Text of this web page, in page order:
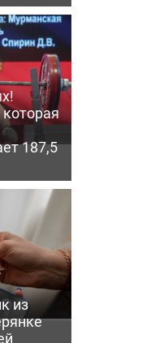
187,5
из